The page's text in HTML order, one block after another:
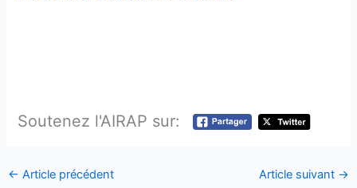
Soutenez l'AIRAP sur:
← Article précédent Article suivant →